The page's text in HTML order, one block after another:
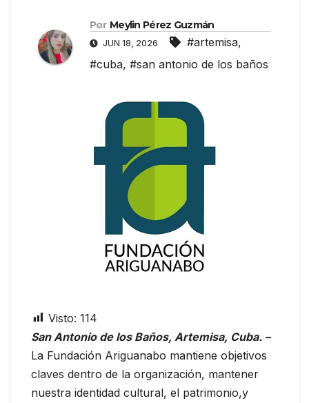
Por Meylin Pérez Guzmán
JUN 18, 2026 #artemisa,
#cuba, #san antonio de los baños
Visto: 114
San Antonio de los Baños, Artemisa, Cuba. –
La Fundación Ariguanabo mantiene objetivos
claves dentro de la organización, mantener
nuestra identidad cultural, el patrimonio,y